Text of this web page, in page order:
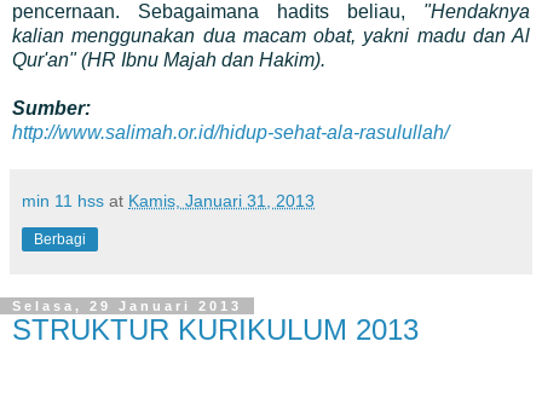
pencernaan. Sebagaimana hadits beliau, "Hendaknya
kalian menggunakan dua macam obat, yakni madu dan Al
Qur'an" (HR Ibnu Majah dan Hakim).
Sumber:
http://www.salimah.or.id/hidup-sehat-ala-rasulullah/
min 11 hss at Kamis, Januari 31, 2013
Berbagi
Selasa, 29 Januari 2013
STRUKTUR KURIKULUM 2013